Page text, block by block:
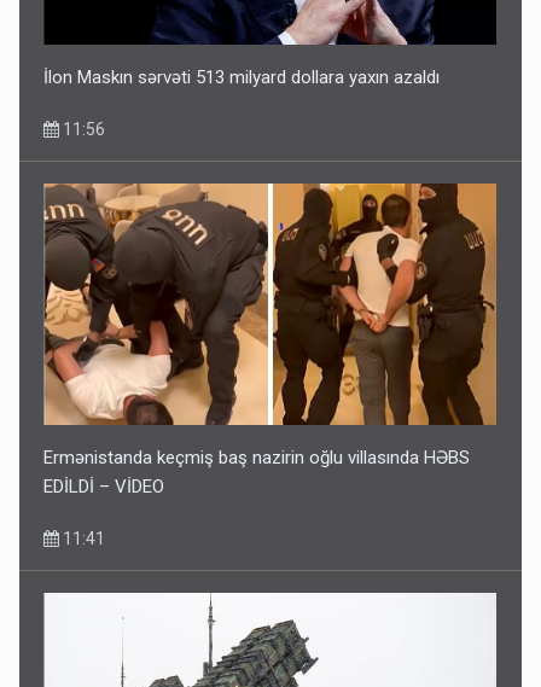
İlon Maskın sərvəti 513 milyard dollara yaxın azaldı
11:56
Ermənistanda keçmiş baş nazirin oğlu villasında HƏBS
EDİLDİ – VİDEO
11:41